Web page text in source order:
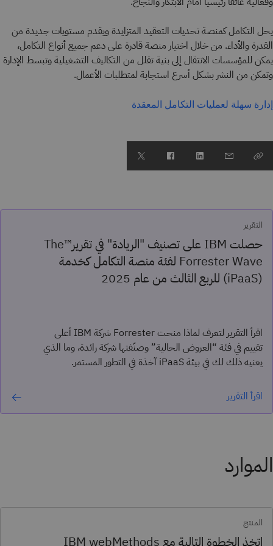
يحل التكامل كمنصة تحديات التعقيد المتزايدة ويقدم مستويات جديدة من
القدرة والأداء. من خلال اختيار منصة قادرة على دعم جميع أنواع التكامل،
يمكن للمؤسسات الانتقال إلى بنية تقلل من التكاليف التشغيلية وتبسط الإدارة
وتمكن من النشر بشكل أسرع استجابة لمتطلبات الأعمال.
إدارة سهلة لعمليات التكامل المعقدة
التقرير
حصلت IBM على تصنيف "الريادة" في تقرير™The
Forrester Wave لفئة منصة التكامل كخدمة
(iPaaS) للربع الثالث من عام 2025
اقرأ التقرير لتعرف لماذا منحت Forrester شركة IBM أعلى
تقييم في فئة “العروض الحالية” وصنّفتها شركة رائدة، وما الذي
يعنيه ذلك لك في بيئة iPaaS آخذة في التطور المستمر.
اقرأ التقرير
الموارد
المنتج
اتخِذ الخطوة التالية مع IBM webMethods